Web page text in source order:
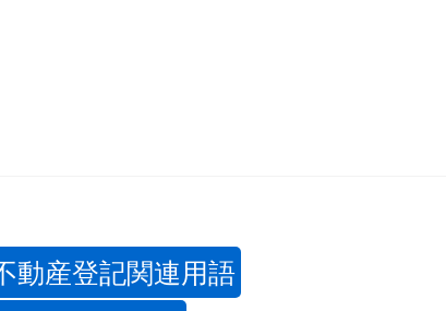
動産登記関連用語